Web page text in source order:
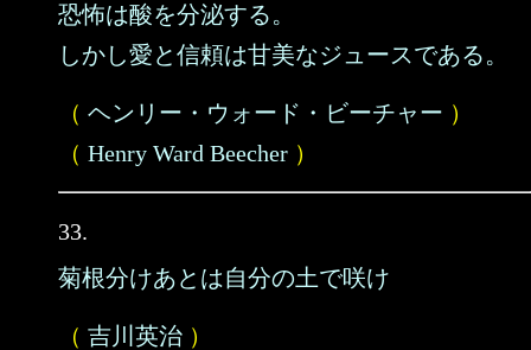
恐怖は酸を分泌する。
しかし愛と信頼は甘美なジュースである。
（ ヘンリー・ウォード・ビーチャー ）
（ Henry Ward Beecher ）
33.
菊根分けあとは自分の土で咲け
（ 吉川英治 ）